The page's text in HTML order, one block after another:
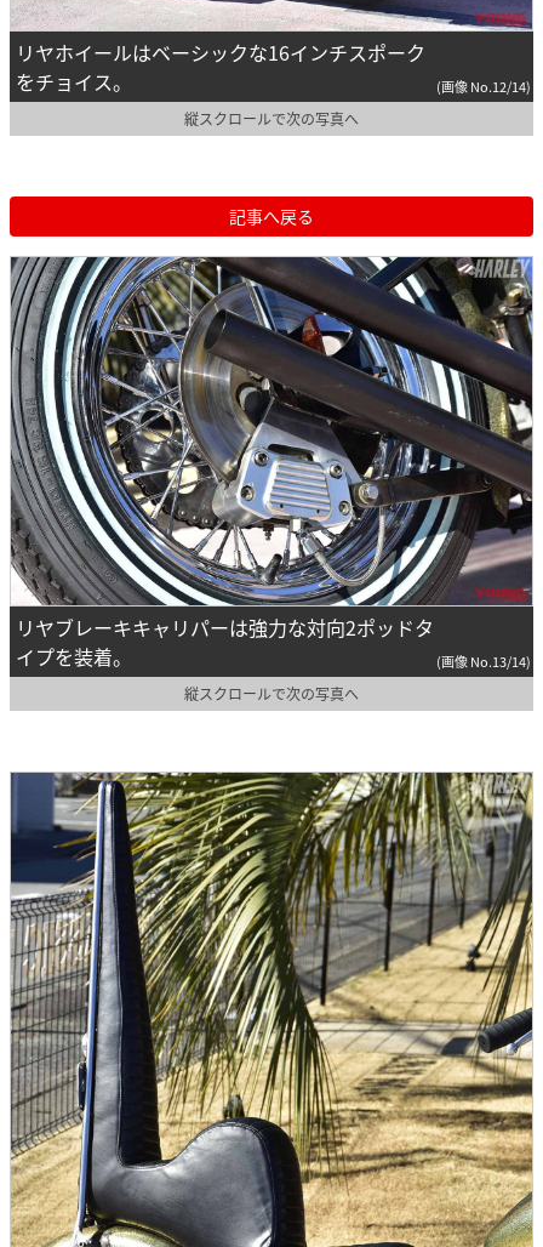
リヤホイールはベーシックな16インチスポーク
をチョイス。
(画像 No.12/14)
縦スクロールで次の写真へ
記事へ戻る
リヤブレーキキャリパーは強力な対向2ポッドタ
イプを装着。
(画像 No.13/14)
縦スクロールで次の写真へ